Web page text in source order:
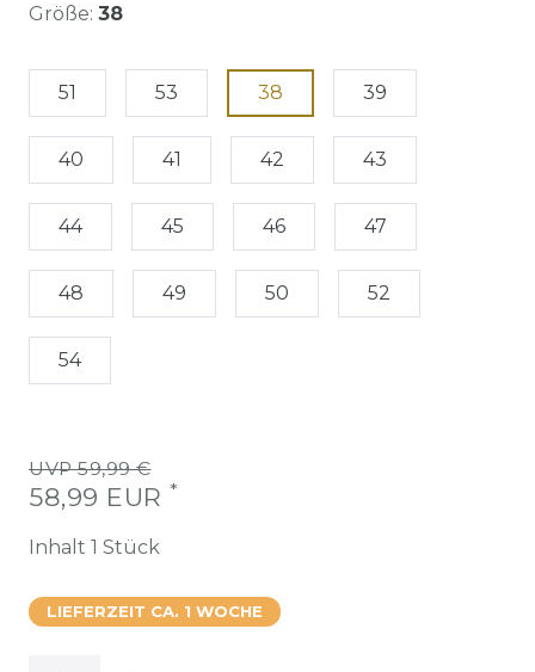
Größe: 38
51 53 38 39
40 41 42 43
44 45 46 47
48 49 50 52
54
UVP 59,99 €
58,99 EUR *
Inhalt 1 Stück
LIEFERZEIT CA. 1 WOCHE